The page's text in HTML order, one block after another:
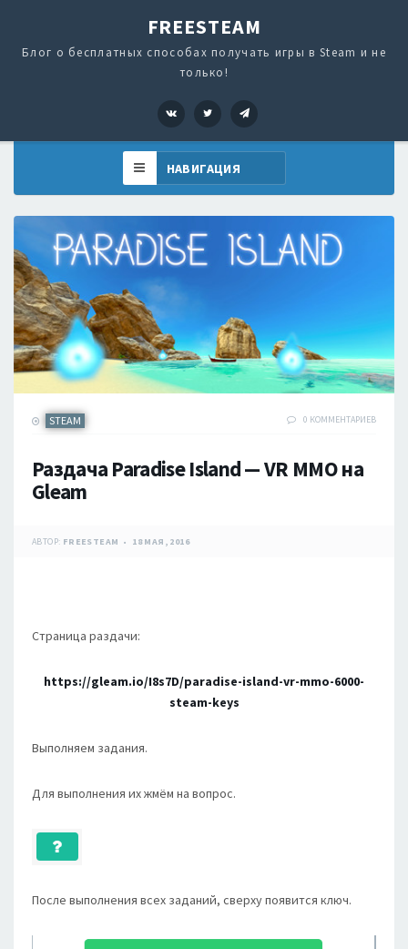
FREESTEAM
Блог о бесплатных способах получать игры в Steam и не
только!
VK Twitter
STEAM 0 КОММЕНТАРИЕВ
Раздача Paradise Island — VR MMO на
Gleam
АВТОР: FREESTEAM 18 МАЯ, 2016
Страница раздачи:
https://gleam.io/I8s7D/paradise-island-vr-mmo-6000-
steam-keys
Выполняем задания.
Для выполнения их жмём на вопрос.
После выполнения всех заданий, сверху появится ключ.